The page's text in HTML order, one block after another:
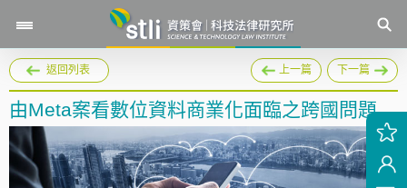
返回列表 上一篇 下一篇
由Meta案看數位資料商業化面臨之跨國問題